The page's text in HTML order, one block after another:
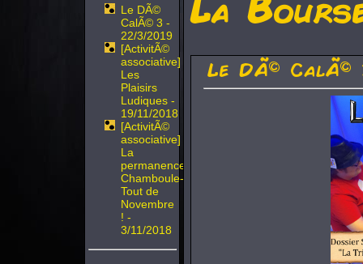
Le DÃ©
CalÃ© 3 -
22/3/2019
[ActivitÃ©
associative]
Les
Plaisirs
Ludiques -
19/11/2018
[ActivitÃ©
associative]
La
permanence
Chamboule-
Tout de
Novembre
! -
3/11/2018
Le DÃ© CalÃ©